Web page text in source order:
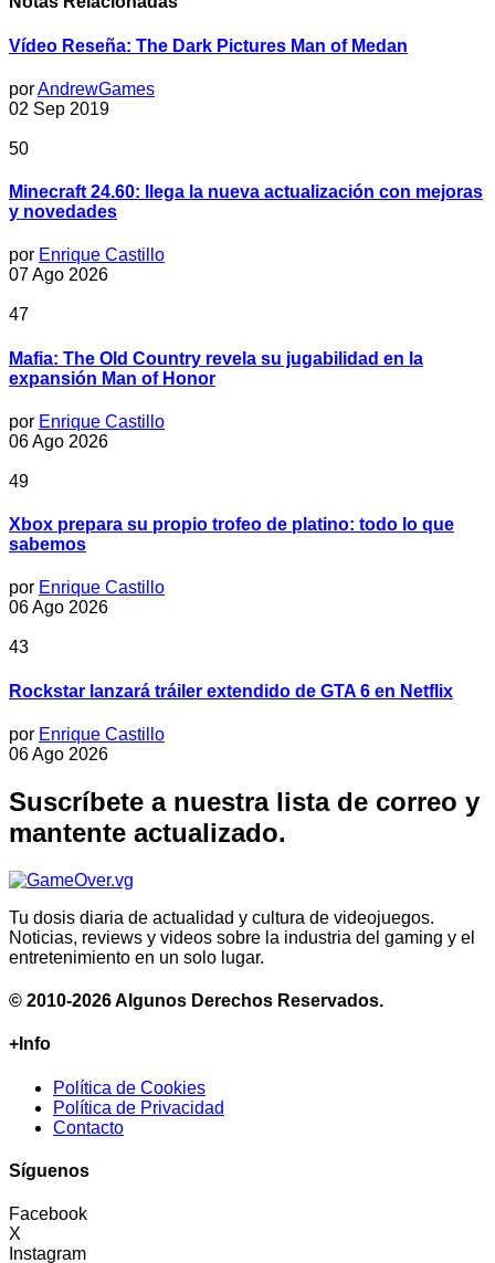
Vídeo Reseña: The Dark Pictures Man of Medan
porAndrewGames
02 Sep 2019
50
Minecraft 24.60: llega la nueva actualización con mejoras
y novedades
por Enrique Castillo
07 Ago 2026
47
Mafia: The Old Country revela su jugabilidad en la
expansión Man of Honor
por Enrique Castillo
06 Ago 2026
49
Xbox prepara su propio trofeo de platino: todo lo que
sabemos
por Enrique Castillo
06 Ago 2026
43
Rockstar lanzará tráiler extendido de GTA 6 en Netflix
por Enrique Castillo
06 Ago 2026
Suscríbete a nuestra lista de correo y
mantente actualizado.
Tu dosis diaria de actualidad y cultura de videojuegos.
Noticias, reviews y videos sobre la industria del gaming y el
entretenimiento en un solo lugar.
© 2010-2026 Algunos Derechos Reservados.
+Info
Política de Cookies
Política de Privacidad
Contacto
Síguenos
Facebook
X
Instagram